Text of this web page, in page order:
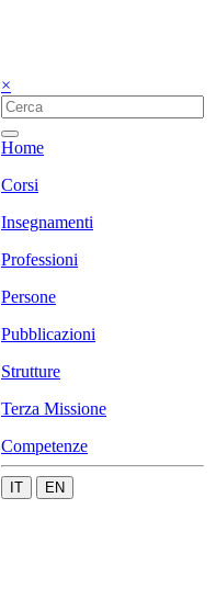
×
Home
Corsi
Insegnamenti
Professioni
Persone
Pubblicazioni
Strutture
Terza Missione
Competenze
IT EN